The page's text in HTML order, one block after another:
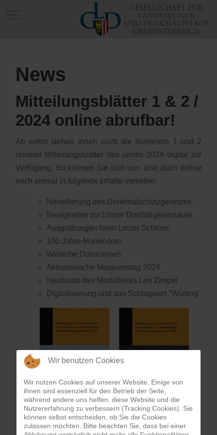
Mobile Menu Toggle
News
Mitteilungsblätter 1 & 2 /
2024 online abrufbar!
Ab sofort stehen Ihnen auch die Nummern 1 und 2
unserer Mitteilungsblätter des jahres 2024 digital zur
Verfügung. So können Sie sich nun also auch online
noch einmal in folgende Inhalte vertiefen:
Novellierung des Denkmalschutzgesetzes
Neuigkeiten zur Linzer Dreifaltigkeitssäule
Ausgrabungen beim Linzer Schloss
100 Jahre Mariendom
Welterbe Donaulimes
Aktionswoche Museumstag 2024
Neufunde des Medailleurs Leo Zimpel
Digitalisierung und das Schlagwort "Würting"
Die GLD wünscht anregende Lektüre!
Wir benutzen Cookies
Wir nutzen Cookies auf unserer Website. Einige von
ihnen sind essenziell für den Betrieb der Seite,
während andere uns helfen, diese Website und die
Nutzererfahrung zu verbessern (Tracking Cookies). Sie
können selbst entscheiden, ob Sie die Cookies
zulassen möchten. Bitte beachten Sie, dass bei einer